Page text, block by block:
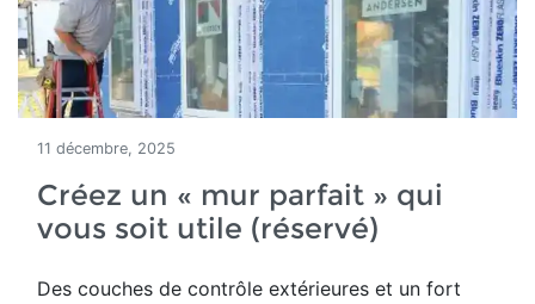
11 décembre, 2025
Créez un « mur parfait » qui
vous soit utile (réservé)
Des couches de contrôle extérieures et un fort